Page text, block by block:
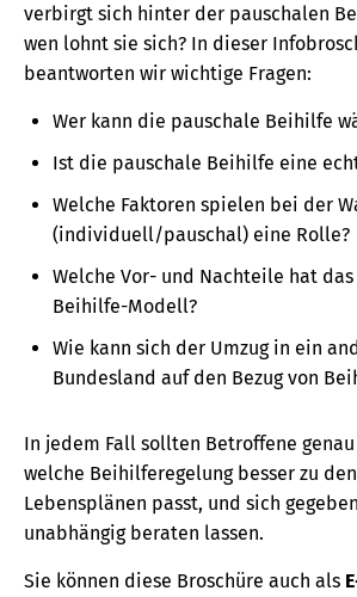
verbirgt sich hinter der pauschalen
wen lohnt sie sich? In dieser
beantworten wir wichtige Fragen:
Wer kann die pauschale Beihilfe
Ist die pauschale Beihilfe eine
Welche Faktoren spielen bei der
(individuell/pauschal) eine Rolle?
Welche Vor- und Nachteile hat
Beihilfe-Modell?
Wie kann sich der Umzug in ein
Bundesland auf den Bezug von
In jedem Fall sollten Betroffene genau
welche Beihilferegelung besser zu
Lebensplänen passt, und sich
unabhängig beraten lassen.
Sie können diese Broschüre auch als